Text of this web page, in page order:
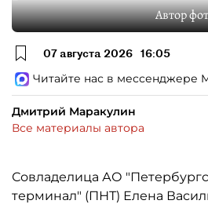
Автор
07 августа 2026 16:05
Читайте нас в мессенджере
Дмитрий Маракулин
Все материалы автора
Совладелица АО
терминал" (ПНТ) Елена